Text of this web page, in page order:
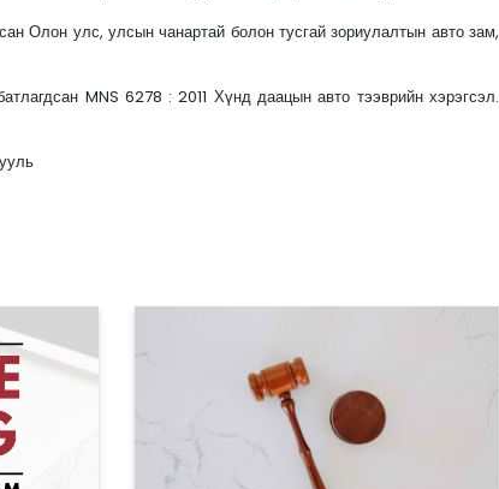
Олон улс, улсын чанартай болон тусгай зориулалтын авто зам,
MNS 6278 : 2011 Хүнд даацын авто тээврийн хэрэгсэл.